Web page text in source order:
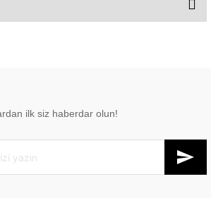
ilk siz haberdar olun!